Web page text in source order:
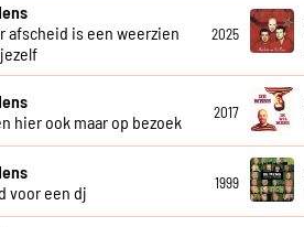
afscheid is een weerzien
2025
hier ook maar op bezoek
2017
voor een dj
1999